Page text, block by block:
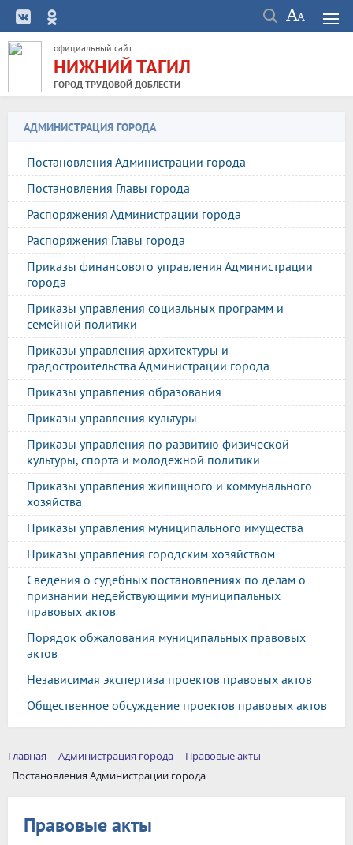
официальный сайт
НИЖНИЙ ТАГИЛ
ГОРОД ТРУДОВОЙ ДОБЛЕСТИ
АДМИНИСТРАЦИЯ ГОРОДА
Постановления Администрации города
Постановления Главы города
Распоряжения Администрации города
Распоряжения Главы города
Приказы финансового управления Администрации
города
Приказы управления социальных программ и
семейной политики
Приказы управления архитектуры и
градостроительства Администрации города
Приказы управления образования
Приказы управления культуры
Приказы управления по развитию физической
культуры, спорта и молодежной политики
Приказы управления жилищного и коммунального
хозяйства
Приказы управления муниципального имущества
Приказы управления городским хозяйством
Сведения о судебных постановлениях по делам о
признании недействующими муниципальных
правовых актов
Порядок обжалования муниципальных правовых
актов
Независимая экспертиза проектов правовых актов
Общественное обсуждение проектов правовых актов
Главная Администрация города
Правовые акты
Постановления Администрации города
Правовые акты